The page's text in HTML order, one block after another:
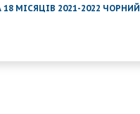
МІСЯЦІВ 2021-2022 ЧОРНИЙ